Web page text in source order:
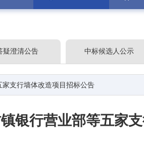
疑澄清公告 中标候选人公示
支行墙体改造项目招标公告
银行营业部等五家